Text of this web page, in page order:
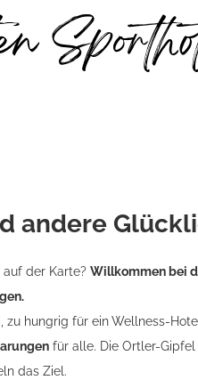
andere
der Karte? Willkommen bei
hungrig für ein Wellness-
für alle. Die Ortler-
das Ziel.